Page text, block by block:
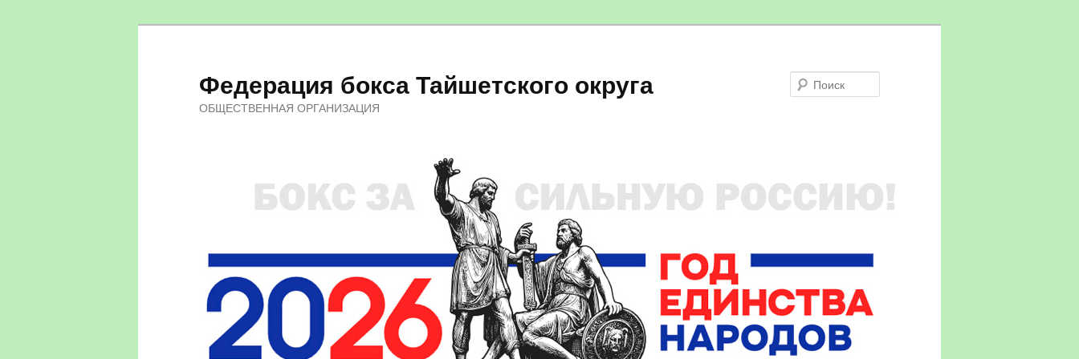
Федерация бокса Тайшетского округа
ОБЩЕСТВЕННАЯ ОРГАНИЗАЦИЯ